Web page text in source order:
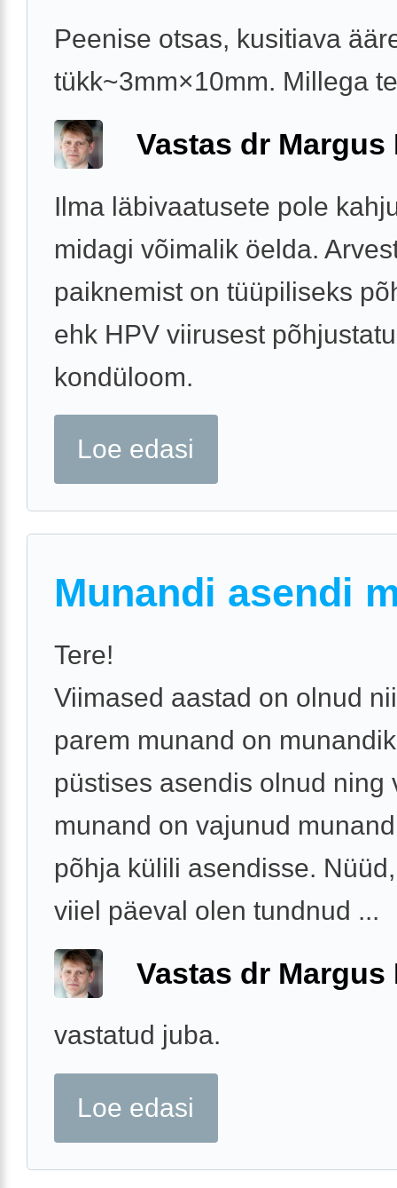
Peenise otsas, kusitiava
tükk~3mm×10mm. Millega
Vastas dr Margus
Ilma läbivaatusete pole
midagi võimalik öelda.
paiknemist on tüüpiliseks
ehk HPV viirusest
kondüloom.
Loe edasi
Munandi asendi
Tere!
Viimased aastad on olnud
parem munand on
püstises asendis olnud ning
munand on vajunud
põhja külili asendisse.
viiel päeval olen tundnud ...
Vastas dr Margus
vastatud juba.
Loe edasi